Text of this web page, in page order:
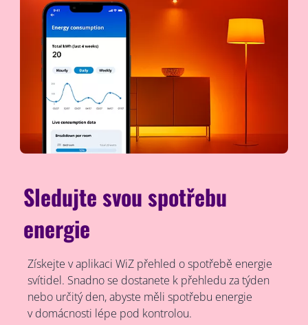
Sledujte svou spotřebu
energie
Získejte v aplikaci WiZ přehled o spotřebě energie
svítidel. Snadno se dostanete k přehledu za týden
nebo určitý den, abyste měli spotřebu energie
v domácnosti lépe pod kontrolou.